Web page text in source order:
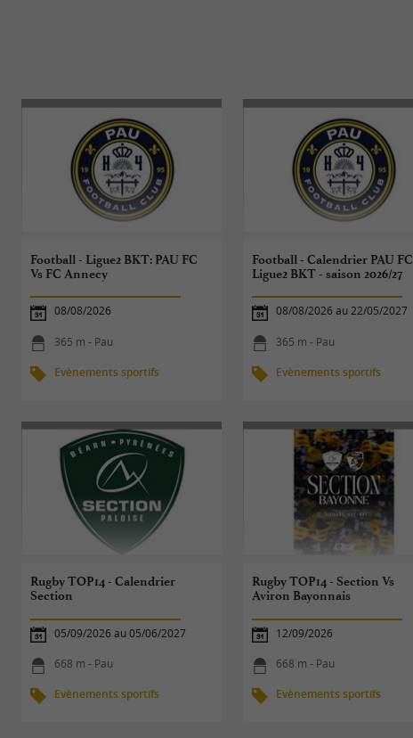
Football - Ligue2 BKT: PAU FC
Vs FC Annecy
08/08/2026
365 m - Pau
Evènements sportifs
Football - Calendrier PAU FC
Ligue2 BKT - saison 2026/27
08/08/2026 au 22/05/2027
365 m - Pau
Evènements sportifs
Rugby TOP14 - Calendrier
Section
05/09/2026 au 05/06/2027
668 m - Pau
Evènements sportifs
Rugby TOP14 - Section Vs
Aviron Bayonnais
12/09/2026
668 m - Pau
Evènements sportifs